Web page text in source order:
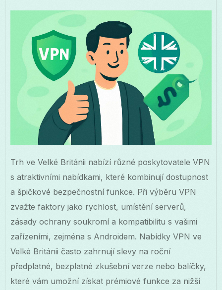
Trh ve Velké Británii nabízí různé poskytovatele VPN
s atraktivními nabídkami, které kombinují dostupnost
a špičkové bezpečnostní funkce. Při výběru VPN
zvažte faktory jako rychlost, umístění serverů,
zásady ochrany soukromí a kompatibilitu s vašimi
zařízeními, zejména s Androidem. Nabídky VPN ve
Velké Británii často zahrnují slevy na roční
předplatné, bezplatné zkušební verze nebo balíčky,
které vám umožní získat prémiové funkce za nižší